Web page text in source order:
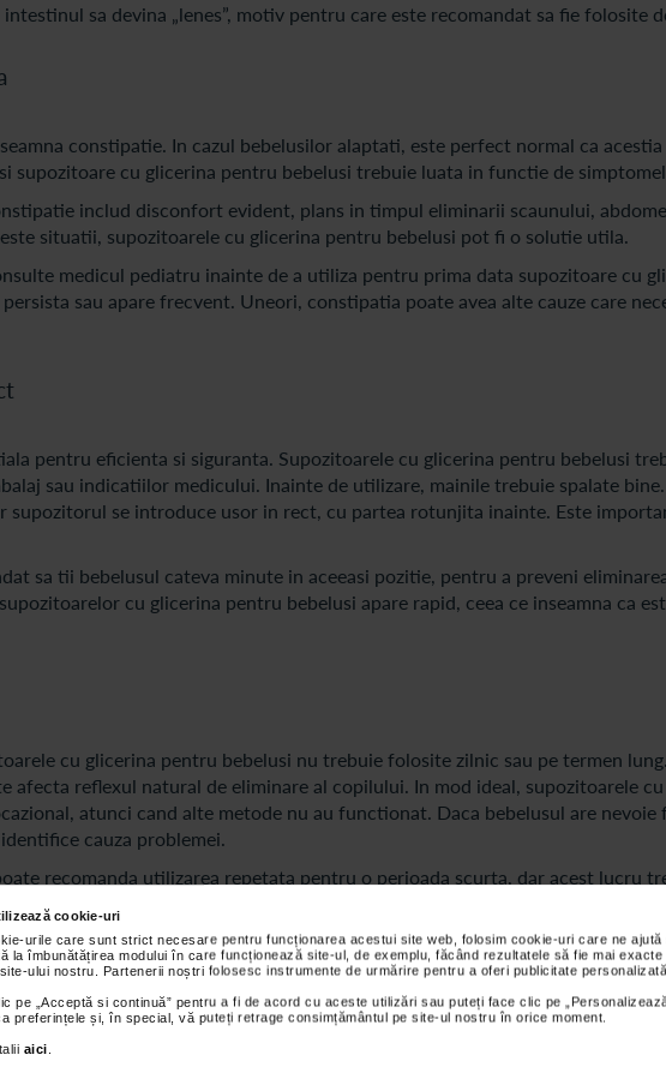
cookie-uri
urile care sunt strict necesare pentru funcționarea acestui site web, folosim cookie-uri care ne
la îmbunătățirea modului în care funcționează site-ul, de exemplu, făcând rezultatele să fie mai
ului nostru. Partenerii noștri folosesc instrumente de urmărire pentru a oferi publicitate
pe „Acceptă si continuă” pentru a fi de acord cu aceste utilizări sau puteți face clic pe
preferințele și, în special, vă puteți retrage consimțământul pe site-ul nostru în orice moment.
aici
sa devina „lenes”, motiv pentru care este recomandat sa fie folosite
constipatie. In cazul bebelusilor alaptati, este perfect normal ca acestia
supozitoare cu glicerina pentru bebelusi trebuie luata in functie de
includ disconfort evident, plans in timpul eliminarii scaunului,
situatii, supozitoarele cu glicerina pentru bebelusi pot fi o solutie utila.
medicul pediatru inainte de a utiliza pentru prima data supozitoare cu
sau apare frecvent. Uneori, constipatia poate avea alte cauze care
pentru eficienta si siguranta. Supozitoarele cu glicerina pentru bebelusi
sau indicatiilor medicului. Inainte de utilizare, mainile trebuie spalate
supozitorul se introduce usor in rect, cu partea rotunjita inainte. Este
sa tii bebelusul cateva minute in aceeasi pozitie, pentru a preveni
cu glicerina pentru bebelusi apare rapid, ceea ce inseamna ca
cu glicerina pentru bebelusi nu trebuie folosite zilnic sau pe termen
afecta reflexul natural de eliminare al copilului. In mod ideal, supozitoarele
atunci cand alte metode nu au functionat. Daca bebelusul are nevoie
cauza problemei.
recomanda utilizarea repetata pentru o perioada scurta, dar acest lucru
preventive
glicerina pentru bebelusi, exista cateva metode simple care pot ajuta la
cu miscari blande, circulare, poate contribui la relaxarea musculaturii si la